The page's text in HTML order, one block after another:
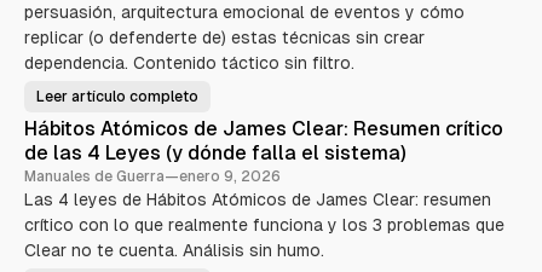
o
s
s
s
-
E
a
q
u
i
t
c
t
o
d
e
persuasión, arquitectura emocional de eventos y cómo
replicar (o defenderte de) estas técnicas sin crear
dependencia. Contenido táctico sin filtro.
P
e
r
t
a
:
I
n
g
e
Leer artículo completo
Hábitos Atómicos de James Clear: Resumen crítico
de las 4 Leyes (y dónde falla el sistema)
Manuales de Guerra—enero 9, 2026
Las 4 leyes de Hábitos Atómicos de James Clear: resumen
crítico con lo que realmente funciona y los 3 problemas que
Clear no te cuenta. Análisis sin humo.